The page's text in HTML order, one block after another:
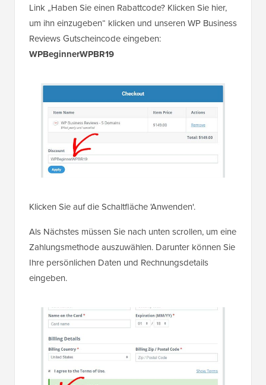
Link „Haben Sie einen Rabattcode? Klicken Sie hier,
um ihn einzugeben“ klicken und unseren WP Business
Reviews Gutscheincode eingeben:
WPBeginnerWPBR19
Klicken Sie auf die Schaltfläche 'Anwenden'.
Als Nächstes müssen Sie nach unten scrollen, um eine
Zahlungsmethode auszuwählen. Darunter können Sie
Ihre persönlichen Daten und Rechnungsdetails
eingeben.